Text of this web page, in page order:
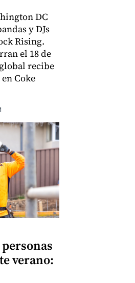
DC
y DJs
Rising.
el 18 de
recibe
Coke
verano: